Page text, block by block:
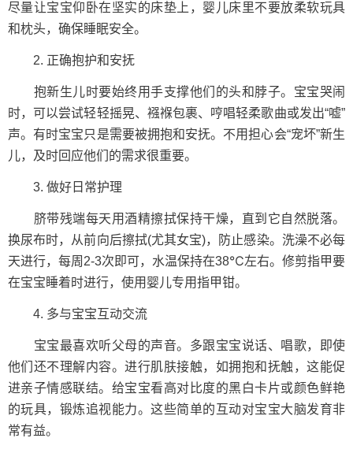
尽量让宝宝仰卧在坚实的床垫上，婴儿床里不要放柔软玩具
和枕头，确保睡眠安全。
2. 正确抱护和安抚
抱新生儿时要始终用手支撑他们的头和脖子。宝宝哭闹
时，可以尝试轻轻摇晃、襁褓包裹、哼唱轻柔歌曲或发出“嘘”
声。有时宝宝只是需要被拥抱和安抚。不用担心会“宠坏”新生
儿，及时回应他们的需求很重要。
3. 做好日常护理
脐带残端每天用酒精擦拭保持干燥，直到它自然脱落。
换尿布时，从前向后擦拭(尤其女宝)，防止感染。洗澡不必每
天进行，每周2-3次即可，水温保持在38℃左右。修剪指甲要
在宝宝睡着时进行，使用婴儿专用指甲钳。
4. 多与宝宝互动交流
宝宝最喜欢听父母的声音。多跟宝宝说话、唱歌，即使
他们还不理解内容。进行肌肤接触，如拥抱和抚触，这能促
进亲子情感联结。给宝宝看高对比度的黑白卡片或颜色鲜艳
的玩具，锻炼追视能力。这些简单的互动对宝宝大脑发育非
常有益。